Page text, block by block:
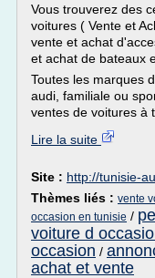
Vous trouverez des
voitures ( Vente et
vente et achat
et achat de bateaux
Toutes les marques
audi, familiale ou
ventes de voitures à
Lire la suite
Site : http://tunisie-
Thèmes liés : vente
occasion en tunisie /
voiture d
occasion /
achat et vente